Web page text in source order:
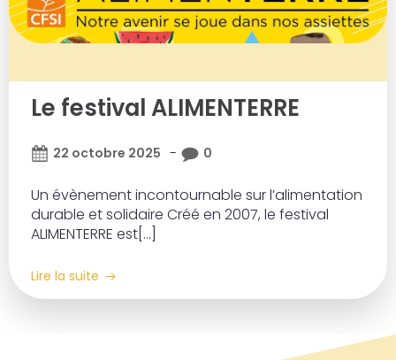
Le festival ALIMENTERRE
22 octobre 2025 - 0
Un évènement incontournable sur l’alimentation
durable et solidaire Créé en 2007, le festival
ALIMENTERRE est[…]
Lire la suite